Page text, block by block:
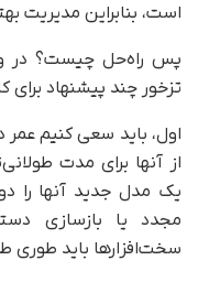
است، بنابراین مدیریت
پس راه‌حل چیست؟ در
تزخور چند پیشنهاد برای
اول، باید سعی کنیم
از آنها برای مدت
یک مدل جدید آنها را
مجدد یا بازسازی
سخت‌افزارها باید طوری